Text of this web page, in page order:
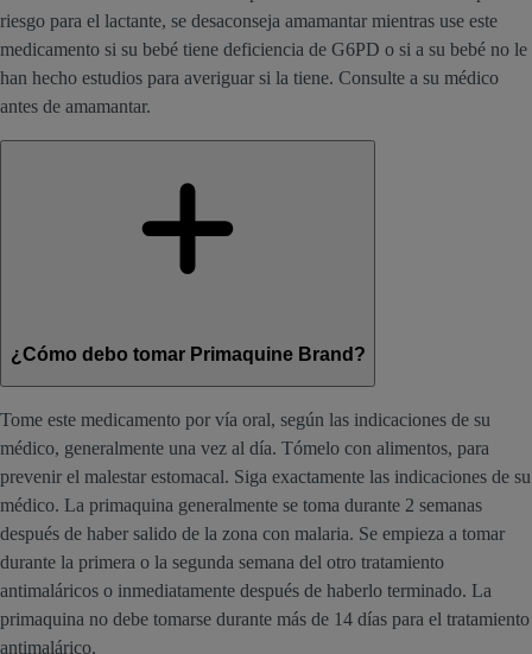
riesgo para el lactante, se desaconseja amamantar mientras use este
medicamento si su bebé tiene deficiencia de G6PD o si a su bebé no le
han hecho estudios para averiguar si la tiene. Consulte a su médico
antes de amamantar.
¿Cómo debo tomar Primaquine Brand?
Tome este medicamento por vía oral, según las indicaciones de su
médico, generalmente una vez al día. Tómelo con alimentos, para
prevenir el malestar estomacal. Siga exactamente las indicaciones de su
médico. La primaquina generalmente se toma durante 2 semanas
después de haber salido de la zona con malaria. Se empieza a tomar
durante la primera o la segunda semana del otro tratamiento
antimaláricos o inmediatamente después de haberlo terminado. La
primaquina no debe tomarse durante más de 14 días para el tratamiento
antimalárico.